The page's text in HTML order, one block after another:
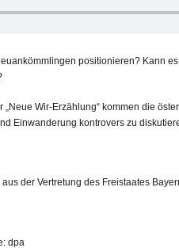
positionieren? Kann
Wir-Erzählung“ kommen die
Einwanderung kontrovers zu
der Vertretung des Freistaates
dpa